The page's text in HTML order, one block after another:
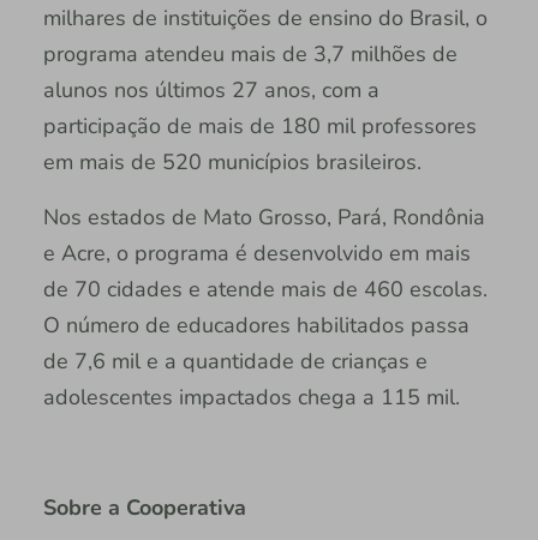
milhares de instituições de ensino do Brasil, o
programa atendeu mais de 3,7 milhões de
alunos nos últimos 27 anos, com a
participação de mais de 180 mil professores
em mais de 520 municípios brasileiros.
Nos estados de Mato Grosso, Pará, Rondônia
e Acre, o programa é desenvolvido em mais
de 70 cidades e atende mais de 460 escolas.
O número de educadores habilitados passa
de 7,6 mil e a quantidade de crianças e
adolescentes impactados chega a 115 mil.
Sobre a Cooperativa